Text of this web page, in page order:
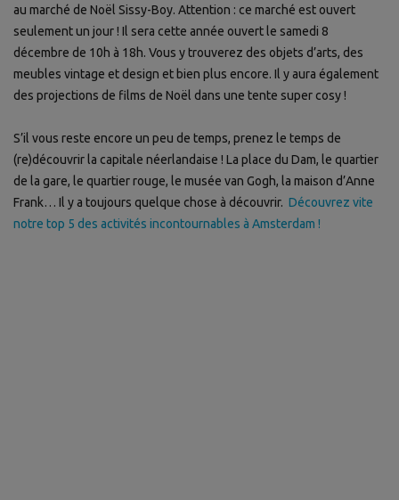
au marché de Noël Sissy-Boy. Attention : ce marché est ouvert
seulement un jour ! Il sera cette année ouvert le samedi 8
décembre de 10h à 18h. Vous y trouverez des objets d’arts, des
meubles vintage et design et bien plus encore. Il y aura également
des projections de films de Noël dans une tente super cosy !
S’il vous reste encore un peu de temps, prenez le temps de
(re)découvrir la capitale néerlandaise ! La place du Dam, le quartier
de la gare, le quartier rouge, le musée van Gogh, la maison d’Anne
Frank… Il y a toujours quelque chose à découvrir. Découvrez vite
notre top 5 des activités incontournables à Amsterdam !